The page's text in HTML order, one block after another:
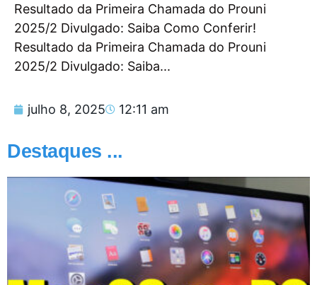
Resultado da Primeira Chamada do Prouni
2025/2 Divulgado: Saiba Como Conferir!
Resultado da Primeira Chamada do Prouni
2025/2 Divulgado: Saiba...
julho 8, 2025 12:11 am
Destaques ...